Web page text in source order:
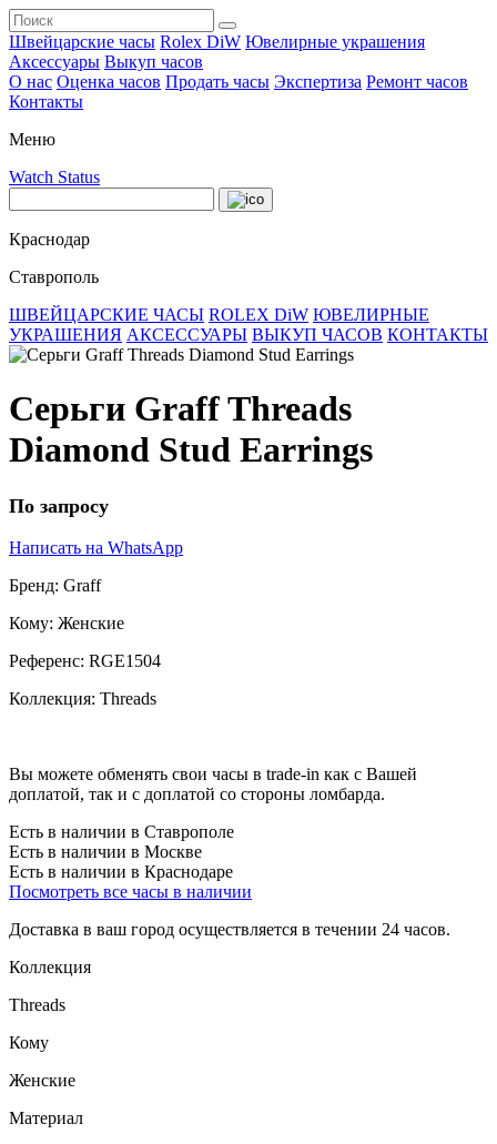
Швейцарские часы Rolex DiW Ювелирные украшения
Аксессуары Выкуп часов
О нас Оценка часов Продать часы Экспертиза Ремонт часов
Контакты
Меню
Watch Status
Краснодар
Ставрополь
ШВЕЙЦАРСКИЕ ЧАСЫ ROLEX DiW ЮВЕЛИРНЫЕ
УКРАШЕНИЯ АКСЕССУАРЫ ВЫКУП ЧАСОВ КОНТАКТЫ
Серьги Graff Threads
Diamond Stud Earrings
По запросу
Написать на WhatsApp
Бренд: Graff
Кому: Женские
Референс: RGE1504
Коллекция: Threads
Вы можете обменять свои часы в trade-in как с Вашей
доплатой, так и с доплатой со стороны ломбарда.
Есть в наличии в Ставрополе
Есть в наличии в Москве
Есть в наличии в Краснодаре
Посмотреть все часы в наличии
Доставка в ваш город осуществляется в течении 24 часов.
Коллекция
Threads
Кому
Женские
Материал